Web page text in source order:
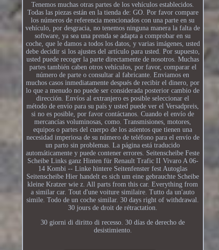
Tenemos muchas otras partes de los vehículos establecidos.
Todas las piezas están en la tienda de: GO. Por favor compare
los números de referencia mencionados con una parte en su
vehículo, por desgracia, no tenemos ninguna manera la falta de
software, ya sea una prenda se adapta a comprobar en su
coche, que le damos a todos los datos, y varias imágenes, usted
debe decidir si los ajustes del artículo para usted. Por supuesto,
usted puede recoger la parte directamente de nosotros. Muchas
partes también caben otros vehículos, por favor, comparar el
número de parte o consultar al fabricante. Enviamos en
muchos casos inmediatamente después de recibir el dinero, por
lo que a menudo no puede ser considerada posterior cambio de
dirección. Envíos al extranjero es posible seleccionar el
método de envío para su país y usted puede ver el Versadpreis,
si no es posible, por favor contáctanos. Cuando el envío de
mercancías voluminosas, como. Transmisiones, motores,
equipos o partes del cuerpo de los asientos que tienen una
necesidad imperiosa de su número de teléfono para el envío de
un parto sin problemas. La página está traducido
automáticamente y puede contener errores. Seitenscheibe Feste
Scheibe Links ganz Hinten für Renault Trafic II Vivaro A 06-
14 Kombi -- Linke hintere Seitenfenster fest Autoglas
Seitenscheibe Hier handelt es sich um eine gebrauchte Scheibe
kleine Kratzer wie z. All parts from this car. Everything from
a similar car. Tout d'une voiture similaire. Tutto da un'auto
simile. Todo de un coche similar. 30 days right of withdrawal.
30 jours de droit de rétractation.
30 giorni di diritto di recesso. 30 días de derecho de
desistimiento.